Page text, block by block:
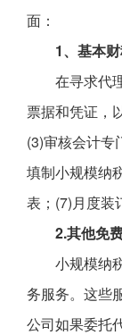
面：
1、基本
在寻求代
票据和凭证，
(3)审核会计专
填制小规模纳
表；(7)月度装
2.其他免
小规模纳
务服务。这些
公司如果委托